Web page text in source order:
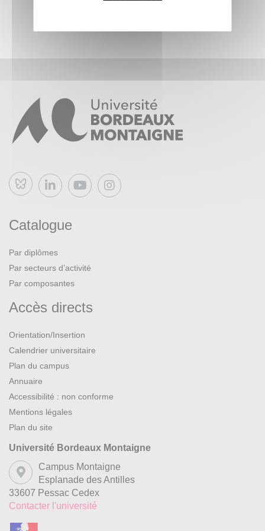
Bluesky
Catalogue
Par diplômes
Par secteurs d’activité
Par composantes
Accès directs
Orientation/Insertion
Calendrier universitaire
Plan du campus
Annuaire
Accessibilité : non conforme
Mentions légales
Plan du site
Université Bordeaux Montaigne
Campus Montaigne
Esplanade des Antilles
33607 Pessac Cedex
Contacter l'université